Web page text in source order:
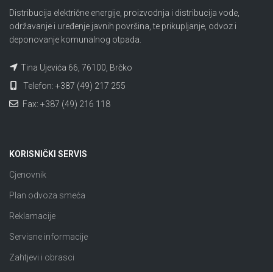
Distribucija električne energije, proizvodnja i distribucija vode,
održavanje i uređenje javnih površina, te prikupljanje, odvoz i
deponovanje komunalnog otpada.
Tina Ujevića 66, 76100, Brčko
Telefon: +387 (49) 217 255
Fax: +387 (49) 216 118
KORISNIČKI SERVIS
Cjenovnik
Plan odvoza smeća
Reklamacije
Servisne informacije
Zahtjevi i obrasci